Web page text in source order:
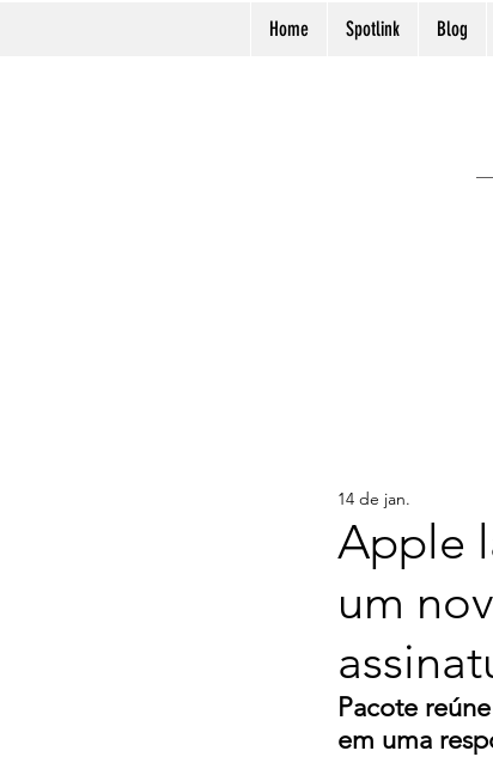
Home Spotlink Blog
Apple
um
14 de jan.
Pacote
em uma